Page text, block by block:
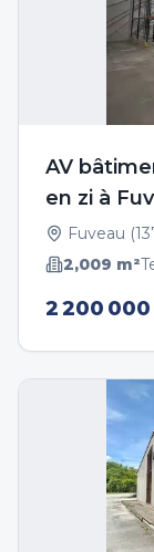
AV
en zi à
Fuveau (
2,009 m²
2 200